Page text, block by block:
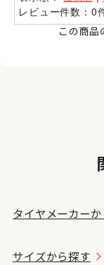
レビュー件数：0
この商
タイヤメーカー
サイズから探す